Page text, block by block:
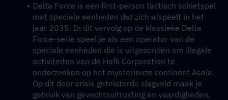
Delta Force is een first-person tactisch schietspel
met speciale eenheden dat zich afspeelt in het
jaar 2035. In dit vervolg op de klassieke Delta
Force-serie speel je als een operator van de
speciale eenheden die is uitgezonden om illegale
activiteiten van de Hafk Corporation te
onderzoeken op het mysterieuze continent Asala.
Op dit door crisis geteisterde slagveld maak je
gebruik van gevechtsuitrusting en vaardigheden,